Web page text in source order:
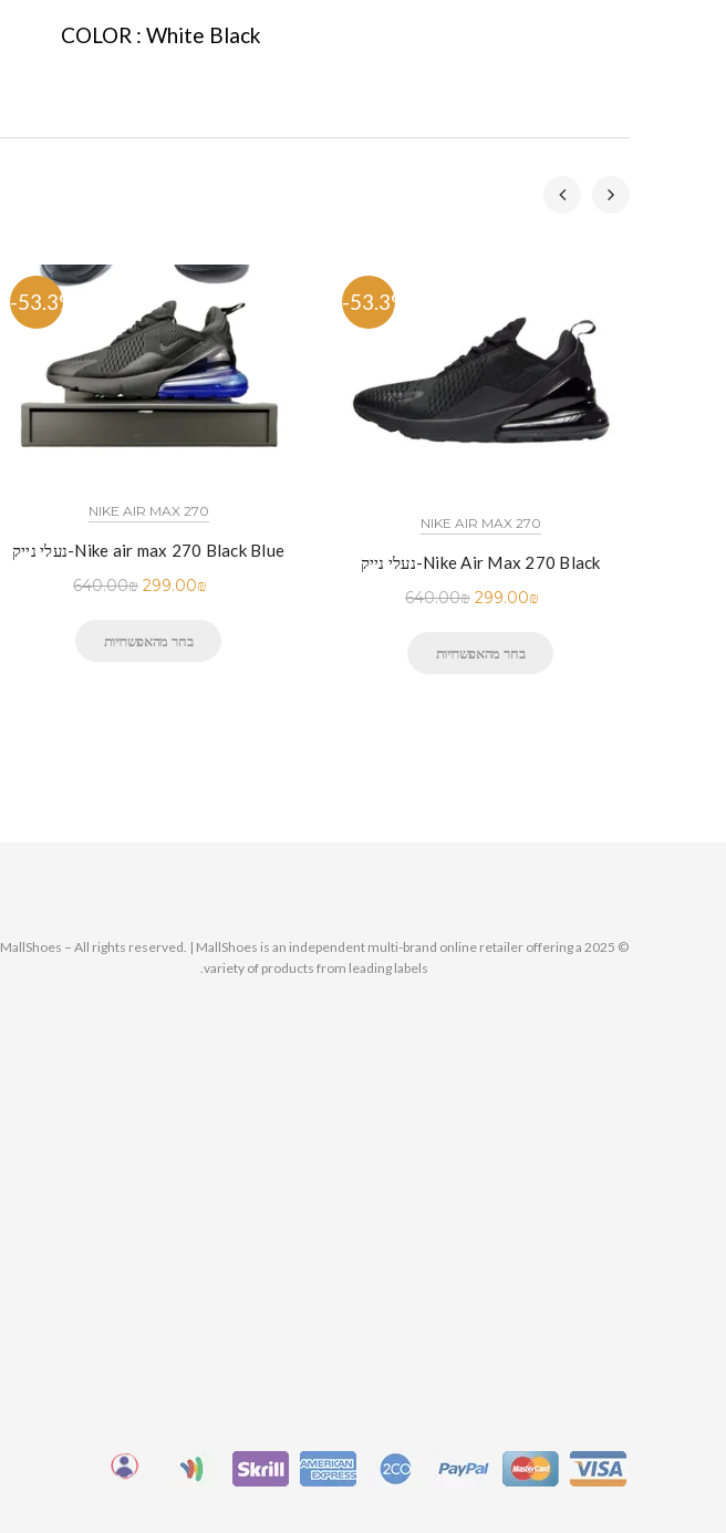
COLOR : White Black
-53.3%
NIKE AIR MAX 270
נעלי נייק-Nike air max 270 Black Blue
640.00₪ 299.00₪
בחר מהאפשרויות
-53.3%
NIKE AIR MAX 270
נעלי נייק-Nike Air Max 270 Black
640.00₪ 299.00₪
בחר מהאפשרויות
© 2025 MallShoes – All rights reserved. | MallShoes is an independent multi-brand online retailer offering a
variety of products from leading labels.